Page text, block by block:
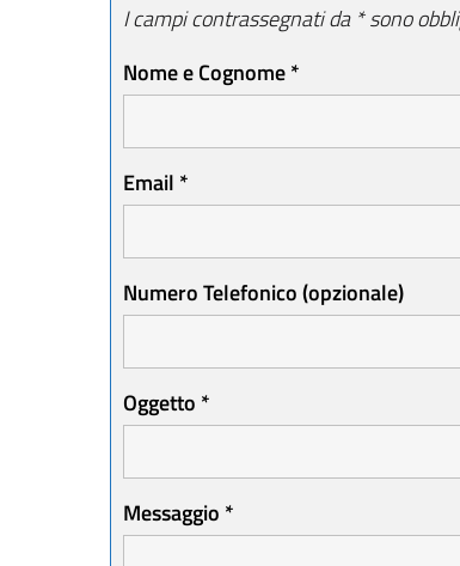
I campi contrassegnati da * sono
Nome e Cognome*
Email *
Numero Telefonico (opzionale)
Oggetto *
Messaggio *